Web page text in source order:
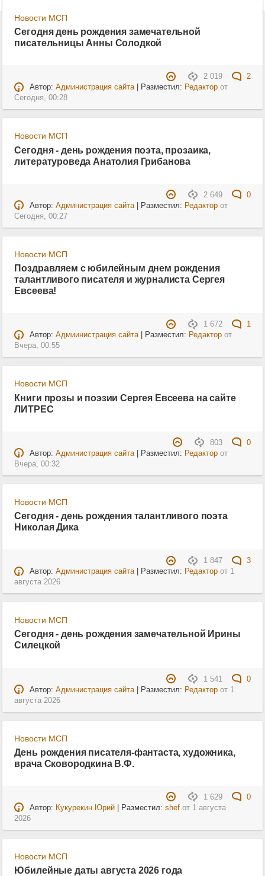
Новости МСП
Сегодня день рождения замечательной
писательницы Анны Солодкой
2 019
2
Автор: Администрация сайта| Разместил: Редакторот
Сегодня, 00:28
Новости МСП
Сегодня - день рождения поэта, прозаика,
литературоведа Анатолия Грибанова
2 649
0
Автор: Администрация сайта| Разместил: Редакторот
Сегодня, 00:27
Новости МСП
Поздравляем с юбилейным днем рождения
талантливого писателя и журналиста Сергея
Евсеева!
1 672
1
Автор: Адмиинистрация сайта| Разместил: Редакторот
Вчера, 00:55
Новости МСП
Книги прозы и поэзии Сергея Евсеева на сайте
ЛИТРЕС
803
0
Автор: Администрация сайта| Разместил: Редакторот
Вчера, 00:32
Новости МСП
Сегодня - день рождения талантливого поэта
Николая Дика
1 847
3
Автор: Администрация сайта| Разместил: Редакторот 1
августа 2026
Новости МСП
Сегодня - день рождения замечательной Ирины
Силецкой
1 541
0
Автор: Администрация сайта| Разместил: Редакторот 1
августа 2026
Новости МСП
День рождения писателя-фантаста, художника,
врача Сковородкина В.Ф.
1 629
0
Автор: Кукурекин Юрий| Разместил: shefот 1 августа
2026
Новости МСП
Юбилейные даты августа 2026 года